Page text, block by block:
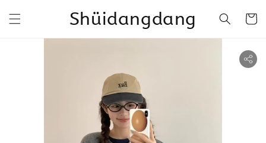
Shüidangdang